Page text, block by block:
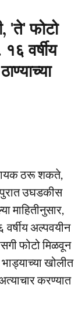
'ते' फोटो
वर्षीय
ठरू शकते,
उघडकीस
माहितीनुसार,
अल्पवयीन
फोटो मिळवून
खोलीत
करण्यात